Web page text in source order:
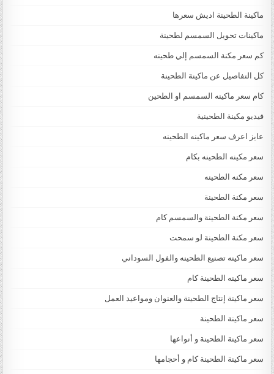
ماكينة الطحينة اديش سعرها
ماكينات تحويل السمسم لطحينة
كم سعر مكنة السمسم إلي طحينه
كل التفاصيل عن ماكينة الطحينة
كام سعر ماكينه السمسم او الطحين
فيديو مكينة الطحينية
عايز اعرف سعر ماكينه الطحينه
سعر مكينه الطحينه بكام
سعر مكنه الطحينه
سعر مكنة الطحينة
سعر مكنة الطحينة والسمسم كام
سعر مكنة الطحينة لو سمحت
سعر ماكينه تصنيع الطحينه والفول السوداني
سعر ماكينه الطحينة كام
سعر ماكينة إنتاج الطحينة والعنوان ومواعيد العمل
سعر ماكينة الطحينة
سعر ماكينة الطحينة و أنواعها
سعر ماكينة الطحينة كام و أحجامها